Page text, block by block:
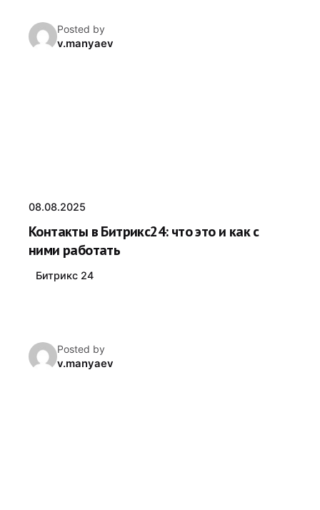
Posted by
v.manyaev
08.08.2025
Контакты в Битрикс24: что это и как с
ними работать
Битрикс 24
Posted by
v.manyaev